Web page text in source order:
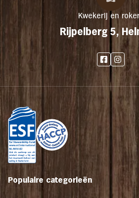
Rijpelberg 5,
Kwekerij en
Populaire categorieën